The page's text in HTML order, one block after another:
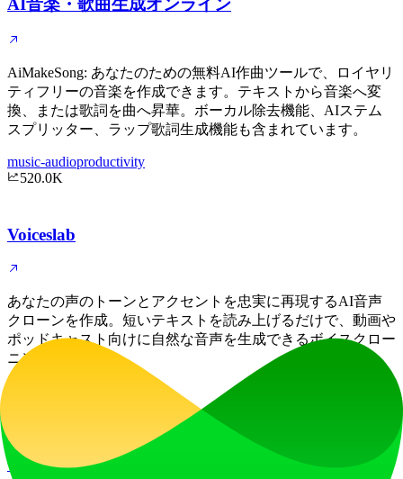
AI音楽・歌曲生成オンライン
AiMakeSong: あなたのための無料AI作曲ツールで、ロイヤリ
ティフリーの音楽を作成できます。テキストから音楽へ変
換、または歌詞を曲へ昇華。ボーカル除去機能、AIステム
スプリッター、ラップ歌詞生成機能も含まれています。
music-audioproductivity
520.0K
Voiceslab
あなたの声のトーンとアクセントを忠実に再現するAI音声
クローンを作成。短いテキストを読み上げるだけで、動画や
ポッドキャスト向けに自然な音声を生成できるボイスクロー
ニング技術です。
イレブン・ミュージックAI